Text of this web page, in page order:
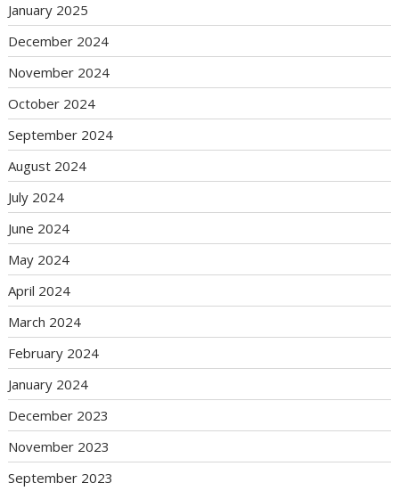
January 2025
December 2024
November 2024
October 2024
September 2024
August 2024
July 2024
June 2024
May 2024
April 2024
March 2024
February 2024
January 2024
December 2023
November 2023
September 2023